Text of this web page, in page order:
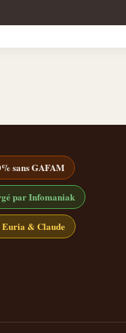
sans GAFAM
par Infomaniak
Euria & Claude